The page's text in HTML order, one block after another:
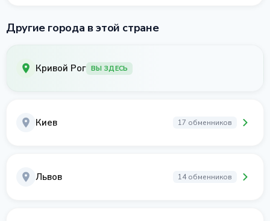
Другие города в этой стране
Кривой Рог ВЫ ЗДЕСЬ
Киев 17 обменников
Львов 14 обменников